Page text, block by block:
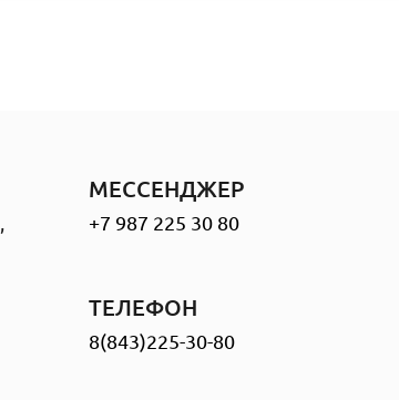
МЕССЕНДЖЕР
+7 987 225 30 80
ТЕЛЕФОН
8(843)225-30-80